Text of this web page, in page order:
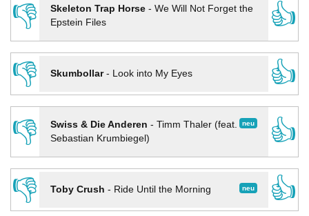
👎 Skeleton Trap Horse- We Will Not Forget the
Epstein Files
👍
👎
Skumbollar- Look into My Eyes
👍
👎
neu
Swiss & Die Anderen - Timm Thaler (feat.
Sebastian Krumbiegel)
👍
👎
neu
Toby Crush - Ride Until the Morning
👍